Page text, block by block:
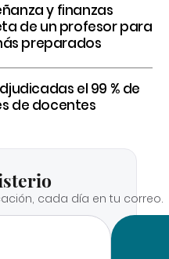
y finanzas
de un profesor para
preparados
el 99 % de
de docentes
cada día en tu correo.